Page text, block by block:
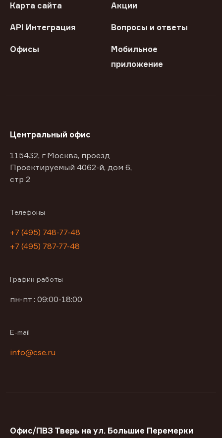
Карта сайта Акции
API Интеграция Вопросы и ответы
Офисы
Мобильное
приложение
Центральный офис
115432, г Москва, проезд
Проектируемый 4062-й, дом 6,
стр 2
Телефоны
+7 (495) 748-77-48
+7 (495) 787-77-48
График работы
пн-пт : 09:00-18:00
E-mail
info@cse.ru
Офис/ПВЗ Тверь на ул. Большие Перемерки